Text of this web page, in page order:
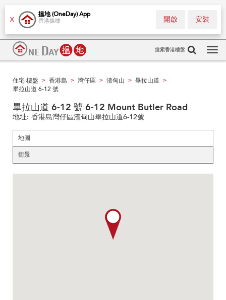
X
搵地 (OneDay) App
香港搵樓 安裝
開啟
搜索香港樓盤
住宅 樓盤 > 香港島 > 灣仔區 > 渣甸山 > 畢拉山道 >
畢拉山道 6-12 號
畢拉山道 6-12 號 6-12 Mount Butler Road
地址: 香港島灣仔區渣甸山畢拉山道6-12號
地圖
街景